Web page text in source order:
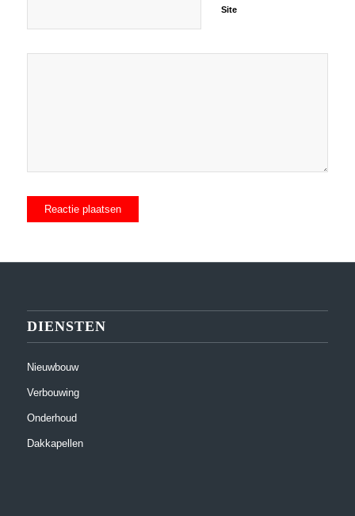
Site
DIENSTEN
Nieuwbouw
Verbouwing
Onderhoud
Dakkapellen